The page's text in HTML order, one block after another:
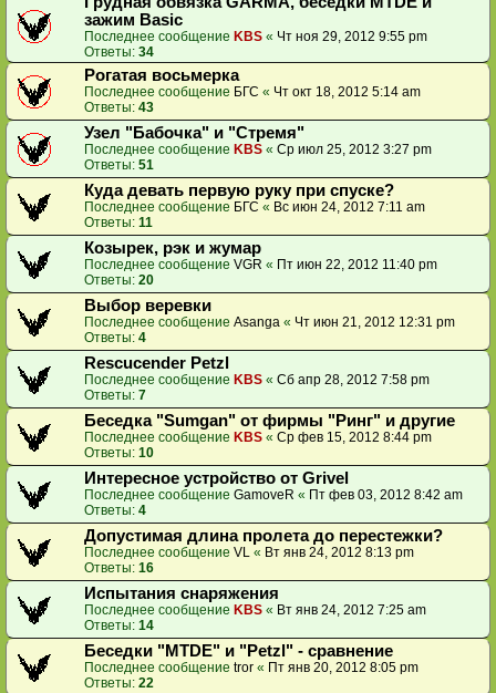
зажим Basic
Последнее сообщение KBS « Чт ноя 29, 2012 9:55 pm
Ответы: 34
Рогатая восьмерка
Последнее сообщение БГС « Чт окт 18, 2012 5:14 am
Ответы: 43
Узел "Бабочка" и "Стремя"
Последнее сообщение KBS « Ср июл 25, 2012 3:27 pm
Ответы: 51
Куда девать первую руку при спуске?
Последнее сообщение БГС « Вс июн 24, 2012 7:11 am
Ответы: 11
Козырек, рэк и жумар
Последнее сообщение VGR « Пт июн 22, 2012 11:40 pm
Ответы: 20
Выбор веревки
Последнее сообщение Asanga « Чт июн 21, 2012 12:31 pm
Ответы: 4
Rescucender Petzl
Последнее сообщение KBS « Сб апр 28, 2012 7:58 pm
Ответы: 7
Беседка "Sumgan" от фирмы "Ринг" и другие
Последнее сообщение KBS « Ср фев 15, 2012 8:44 pm
Ответы: 10
Интересное устройство от Grivel
Последнее сообщение GamoveR « Пт фев 03, 2012 8:42 am
Ответы: 4
Допустимая длина пролета до перестежки?
Последнее сообщение VL « Вт янв 24, 2012 8:13 pm
Ответы: 16
Испытания снаряжения
Последнее сообщение KBS « Вт янв 24, 2012 7:25 am
Ответы: 14
Беседки "MTDE" и "Petzl" - сравнение
Последнее сообщение tror « Пт янв 20, 2012 8:05 pm
Ответы: 22